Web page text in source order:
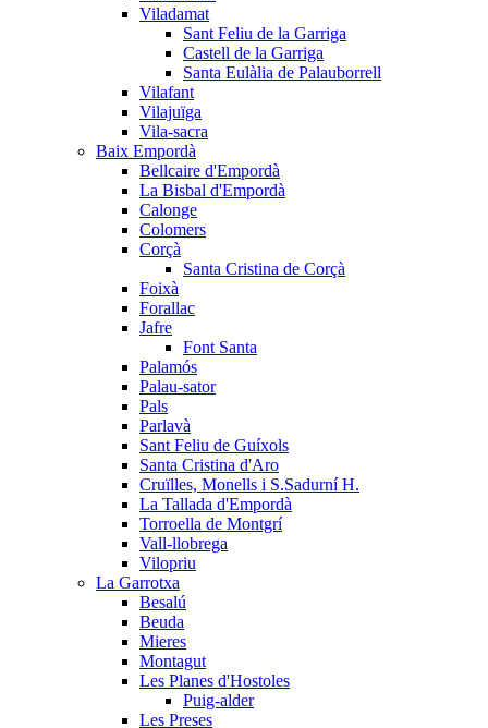
Viladamat
Sant Feliu de la Garriga
Castell de la Garriga
Santa Eulàlia de Palauborrell
Vilafant
Vilajuïga
Vila-sacra
Baix Empordà
Bellcaire d'Empordà
La Bisbal d'Empordà
Calonge
Colomers
Corçà
Santa Cristina de Corçà
Foixà
Forallac
Jafre
Font Santa
Palamós
Palau-sator
Pals
Parlavà
Sant Feliu de Guíxols
Santa Cristina d'Aro
Cruïlles, Monells i S.Sadurní H.
La Tallada d'Empordà
Torroella de Montgrí
Vall-llobrega
Vilopriu
La Garrotxa
Besalú
Beuda
Mieres
Montagut
Les Planes d'Hostoles
Puig-alder
Les Preses